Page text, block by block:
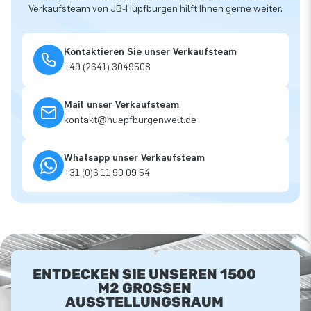
Verkaufsteam von JB-Hüpfburgen hilft Ihnen gerne weiter.
Kontaktieren Sie unser Verkaufsteam
+49 (2641) 3049508
Mail unser Verkaufsteam
kontakt@huepfburgenwelt.de
Whatsapp unser Verkaufsteam
+31 (0)6 11 90 09 54
ENTDECKEN SIE UNSEREN 1500
M2 GROSSEN A
USSTELLUNGSRAUM